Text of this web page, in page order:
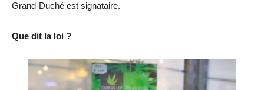
Grand-Duché est signataire.
Que dit la loi ?